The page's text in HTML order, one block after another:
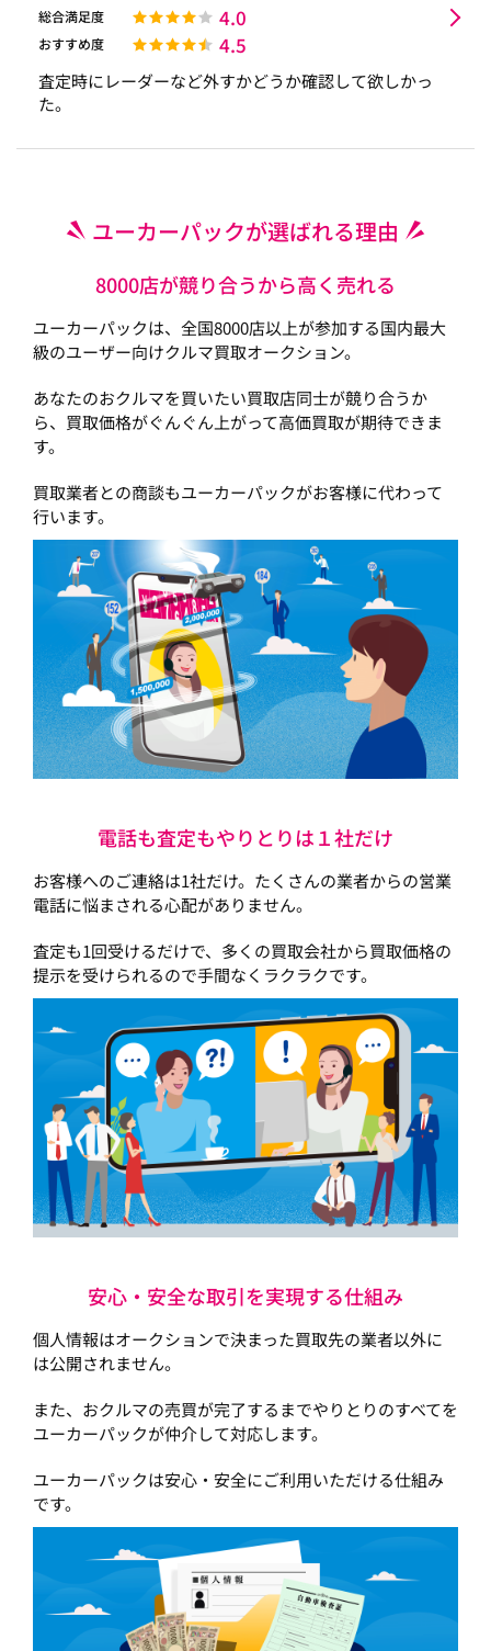
総合満足度 4.0
おすすめ度 4.5
査定時にレーダーなど外すかどうか確認して欲しかっ
た。
ユーカーパックが選ばれる理由
8000店が競り合うから高く売れる
ユーカーパックは、全国8000店以上が参加する国内最大
級のユーザー向けクルマ買取オークション。
あなたのおクルマを買いたい買取店同士が競り合うか
ら、買取価格がぐんぐん上がって高価買取が期待できま
す。
買取業者との商談もユーカーパックがお客様に代わって
行います。
電話も査定もやりとりは１社だけ
お客様へのご連絡は1社だけ。たくさんの業者からの営業
電話に悩まされる心配がありません。
査定も1回受けるだけで、多くの買取会社から買取価格の
提示を受けられるので手間なくラクラクです。
安心・安全な取引を実現する仕組み
個人情報はオークションで決まった買取先の業者以外に
は公開されません。
また、おクルマの売買が完了するまでやりとりのすべてを
ユーカーパックが仲介して対応します。
ユーカーパックは安心・安全にご利用いただける仕組み
です。